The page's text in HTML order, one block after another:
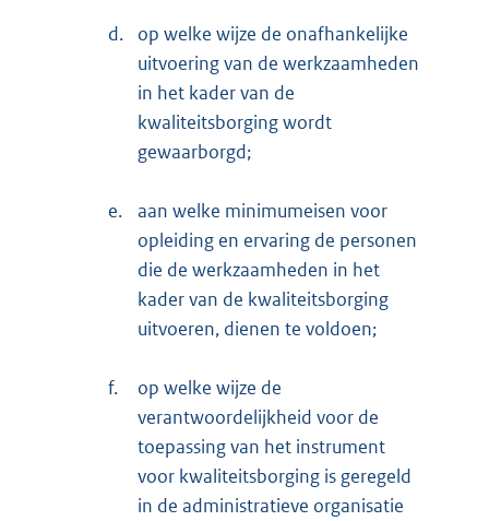
d.
op welke wijze de onafhankelijke
uitvoering van de werkzaamheden
in het kader van de
kwaliteitsborging wordt
gewaarborgd;
e.
aan welke minimumeisen voor
opleiding en ervaring de personen
die de werkzaamheden in het
kader van de kwaliteitsborging
uitvoeren, dienen te voldoen;
f.
op welke wijze de
verantwoordelijkheid voor de
toepassing van het instrument
voor kwaliteitsborging is geregeld
in de administratieve organisatie